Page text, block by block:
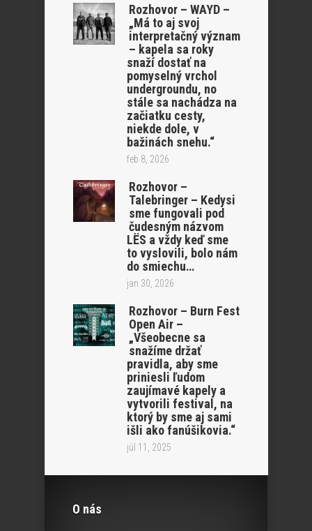
Rozhovor – WAYD –
„Má to aj svoj
interpretačný význam
– kapela sa roky
snaží dostať na
pomyselný vrchol
undergroundu, no
stále sa nachádza na
začiatku cesty,
niekde dole, v
bažinách snehu.“
feb 8, 2026
Rozhovor –
Talebringer – Kedysi
sme fungovali pod
čudesným názvom
LËS a vždy keď sme
to vyslovili, bolo nám
do smiechu…
jan 30, 2026
Rozhovor – Burn Fest
Open Air –
„Všeobecne sa
snažíme držať
pravidla, aby sme
priniesli ľudom
zaujímavé kapely a
vytvorili festival, na
ktorý by sme aj sami
išli ako fanúšikovia.“
júl 11, 2025
O nás